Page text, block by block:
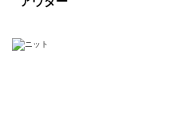
カラー